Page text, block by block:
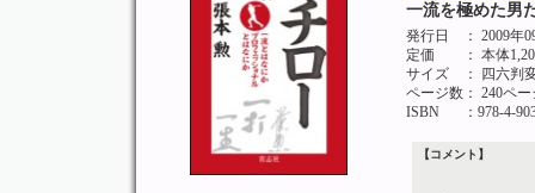
一流を極めた男
発行日
： 2009年
定価
： 本体
サイズ
： 四六判
ページ数： 240ペー
ISBN
：978-4-
【コメント】